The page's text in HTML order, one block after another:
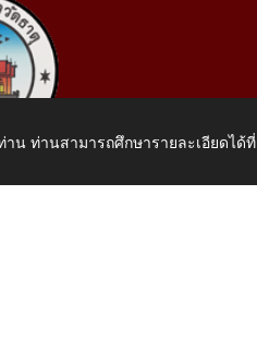
น ท่านสามารถศึกษารายละเอียดได้ที่